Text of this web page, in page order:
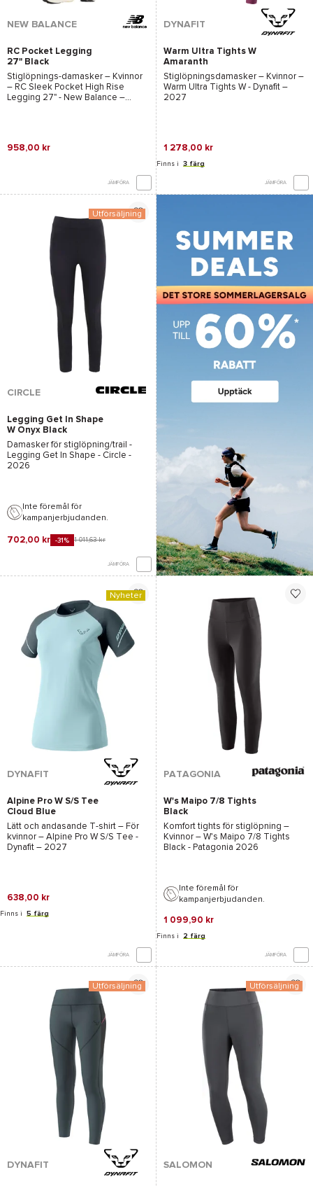
NEW BALANCE
RC Pocket Legging
27" Black
Stiglöpnings-damasker – Kvinnor
– RC Sleek Pocket High Rise
Legging 27" - New Balance –
958,00 kr
JÄMFÖRA
DYNAFIT
Warm Ultra Tights W
Amaranth
Stiglöpningsdamasker – Kvinnor –
Warm Ultra Tights W - Dynafit –
2027
1 278,00 kr
Finns i 3 färg
JÄMFÖRA
Utförsäljning
CIRCLE
Legging Get In Shape
W Onyx Black
Damasker för stiglöpning/trail -
Legging Get In Shape - Circle -
2026
Inte föremål för
kampanjerbjudanden.
702,00 kr -31% 1 011,63 kr
JÄMFÖRA
*Se villkor här
Nyheter
DYNAFIT
Alpine Pro W S/S Tee
Cloud Blue
Lätt och andasande T-shirt – För
kvinnor – Alpine Pro W S/S Tee -
Dynafit – 2027
638,00 kr
Finns i 5 färg
JÄMFÖRA
PATAGONIA
W's Maipo 7/8 Tights
Black
Komfort tights för stiglöpning –
Kvinnor – W's Maipo 7/8 Tights
Black - Patagonia 2026
Inte föremål för
kampanjerbjudanden.
1 099,90 kr
Finns i 2 färg
JÄMFÖRA
Utförsäljning
DYNAFIT
Utförsäljning
SALOMON